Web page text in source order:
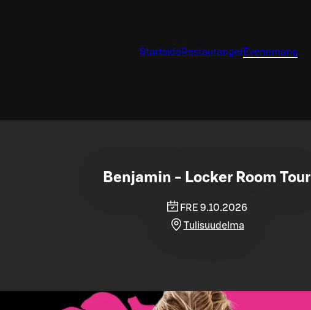
Startsida RestaurangerEvenemang
Benjamin - Locker Room Tour
FRE 9.10.2026
Tulisuudelma